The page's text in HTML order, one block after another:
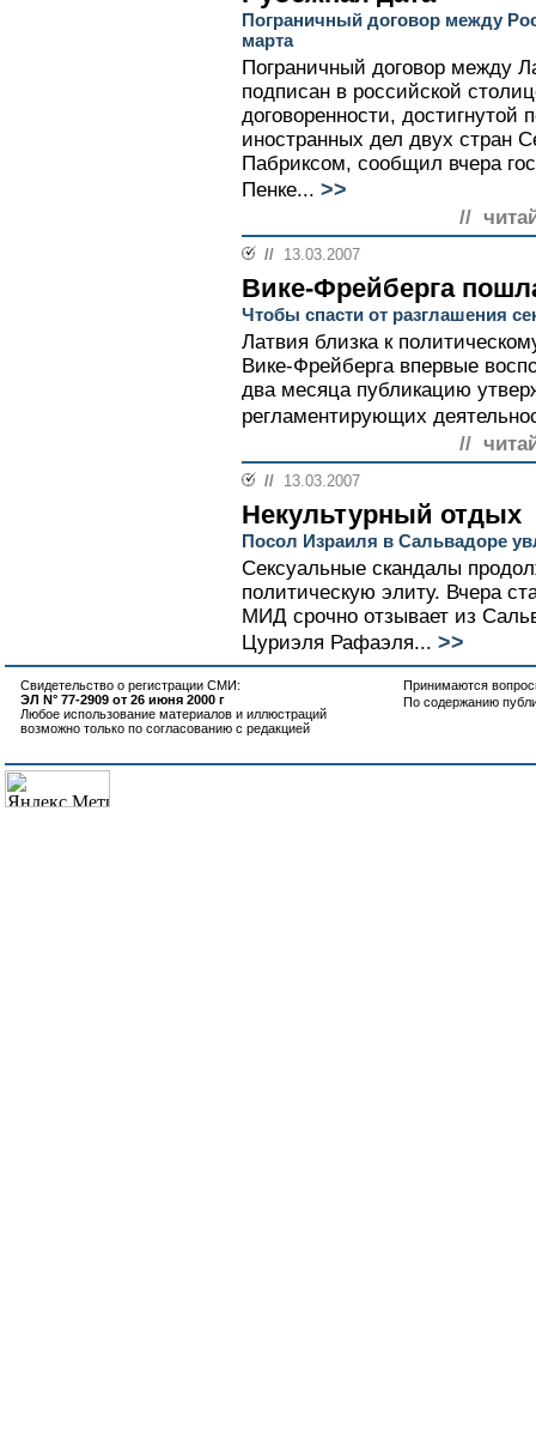
Пограничный договор между
марта
Пограничный договор между
подписан в российской
договоренности,
иностранных дел двух стран
Пабриксом, сообщил вчера
Пенке... >>
//
// 13.03.2007
Вике-Фрейберга
Чтобы спасти от разглашения
Латвия близка к
Вике-Фрейберга впервые
два месяца публикацию
регламентирующих
//
// 13.03.2007
Некультурный отдых
Посол Израиля в Сальвадоре
Сексуальные скандалы
политическую элиту. Вчера
МИД срочно отзывает из
Цуриэля Рафаэля... >>
Свидетельство о регистрации СМИ:
ЭЛ N° 77-2909 от 26 июня 2000 г
Любое использование материалов и иллюстраций
возможно только по согласованию с редакцией
Принимаются
По содержанию